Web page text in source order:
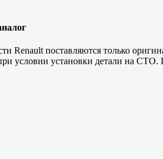
поставляются только
условии установки детали на